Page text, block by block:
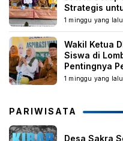
Strategis
1 minggu yang lalu
Wakil Ketua
Siswa di
Pentingnya
Perkawinan
1 minggu yang lalu
PARIWISATA
Desa Sakra